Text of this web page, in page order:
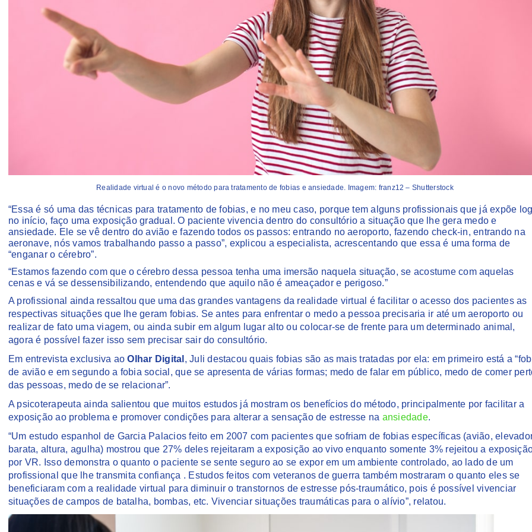
Realidade virtual é o novo método para tratamento de fobias e ansiedade. Imagem: franz12 – Shutterstock
“Essa é só uma das técnicas para tratamento de fobias, e no meu caso, porque tem alguns profissionais que já expõe
no início, faço uma exposição gradual. O paciente vivencia dentro do consultório a situação que lhe gera medo e
ansiedade. Ele se vê dentro do avião e fazendo todos os passos: entrando no aeroporto, fazendo check-in, entrando na
aeronave, nós vamos trabalhando passo a passo”, explicou a especialista, acrescentando que essa é uma forma de
“enganar o cérebro”.
“Estamos fazendo com que o cérebro dessa pessoa tenha uma imersão naquela situação, se acostume com aquelas
cenas e vá se dessensibilizando, entendendo que aquilo não é ameaçador e perigoso.”
A profissional ainda ressaltou que uma das grandes vantagens da realidade virtual é facilitar o acesso dos pacientes as
respectivas situações que lhe geram fobias. Se antes para enfrentar o medo a pessoa precisaria ir até um aeroporto ou
realizar de fato uma viagem, ou ainda subir em algum lugar alto ou colocar-se de frente para um determinado animal,
agora é possível fazer isso sem precisar sair do consultório.
Em entrevista exclusiva aoOlhar Digital , Juli destacou quais fobias são as mais tratadas por ela: em primeiro está a
de avião e em segundo a fobia social, que se apresenta de várias formas; medo de falar em público, medo de comer
das pessoas, medo de se relacionar”.
A psicoterapeuta ainda salientou que muitos estudos já mostram os benefícios do método, principalmente por facilitar a
exposição ao problema e promover condições para alterar a sensação de estresse na ansiedade.
“Um estudo espanhol de Garcia Palacios feito em 2007 com pacientes que sofriam de fobias específicas (avião,
barata, altura, agulha) mostrou que 27% deles rejeitaram a exposição ao vivo enquanto somente 3% rejeitou a
por VR. Isso demonstra o quanto o paciente se sente seguro ao se expor em um ambiente controlado, ao lado de um
profissional que lhe transmita confiança . Estudos feitos com veteranos de guerra também mostraram o quanto eles se
beneficiaram com a realidade virtual para diminuir o transtornos de estresse pós-traumático, pois é possível vivenciar
situações de campos de batalha, bombas, etc. Vivenciar situações traumáticas para o alívio”, relatou.